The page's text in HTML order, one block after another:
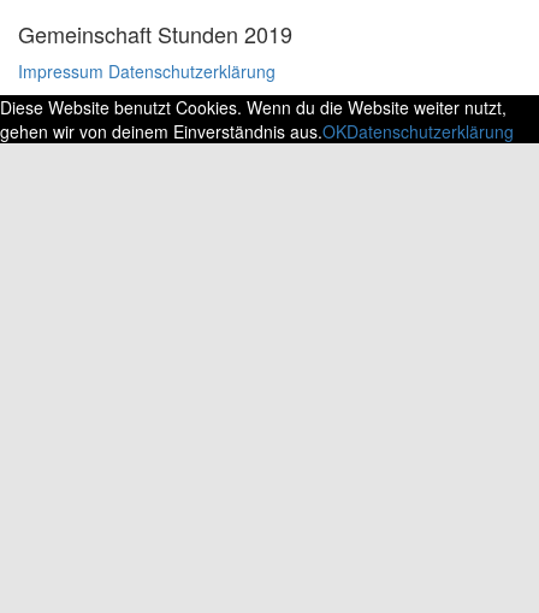
Gemeinschaft Stunden 2019
Impressum Datenschutzerklärung
Diese Website benutzt Cookies. Wenn du die Website weiter nutzt,
gehen wir von deinem Einverständnis aus.OKDatenschutzerklärung